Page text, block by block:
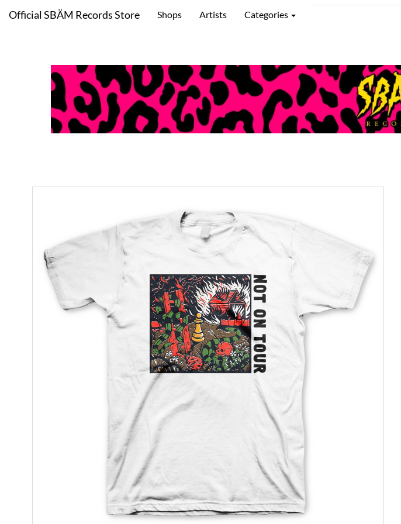
Official SBÄM Records Store Shops Artists Categories